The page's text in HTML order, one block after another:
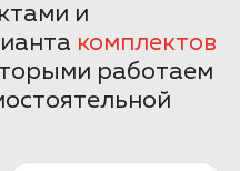
и
комплектов
работаем